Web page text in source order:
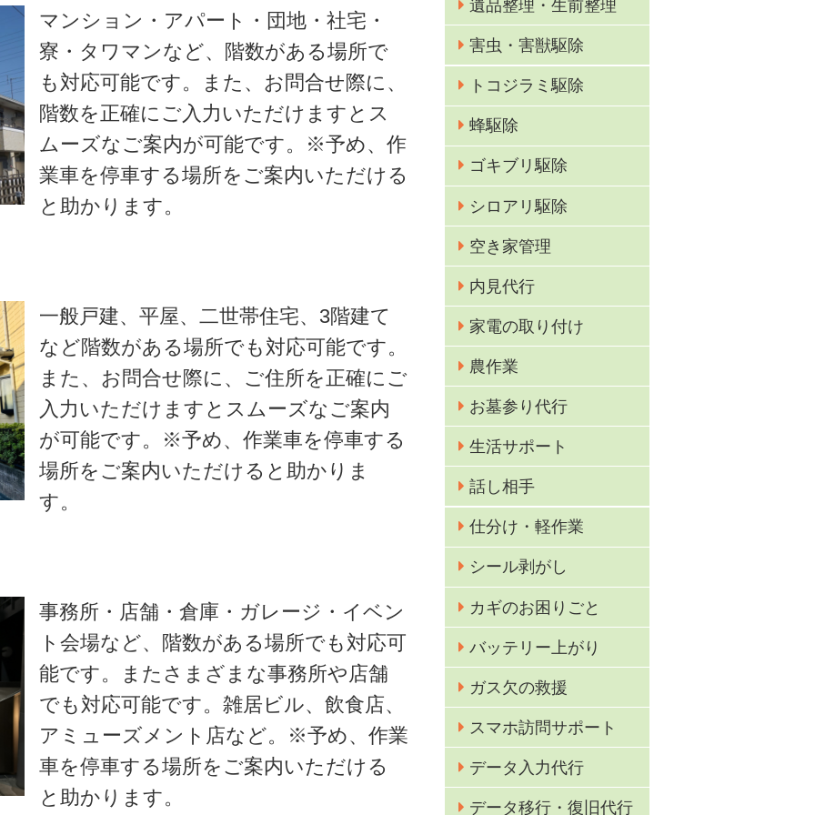
マンション・アパート・団地・社宅・
寮・タワマンなど、階数がある場所で
も対応可能です。また、お問合せ際に、
階数を正確にご入力いただけますとス
ムーズなご案内が可能です。※予め、作
業車を停車する場所をご案内いただける
と助かります。
一般戸建、平屋、二世帯住宅、3階建て
など階数がある場所でも対応可能です。
また、お問合せ際に、ご住所を正確にご
入力いただけますとスムーズなご案内
が可能です。※予め、作業車を停車する
場所をご案内いただけると助かりま
す。
事務所・店舗・倉庫・ガレージ・イベン
ト会場など、階数がある場所でも対応可
能です。またさまざまな事務所や店舗
でも対応可能です。雑居ビル、飲食店、
アミューズメント店など。※予め、作業
車を停車する場所をご案内いただける
と助かります。
遺品整理・生前整理
害虫・害獣駆除
トコジラミ駆除
蜂駆除
ゴキブリ駆除
シロアリ駆除
空き家管理
内見代行
家電の取り付け
農作業
お墓参り代行
生活サポート
話し相手
仕分け・軽作業
シール剥がし
カギのお困りごと
バッテリー上がり
ガス欠の救援
スマホ訪問サポート
データ入力代行
データ移行・復旧代行